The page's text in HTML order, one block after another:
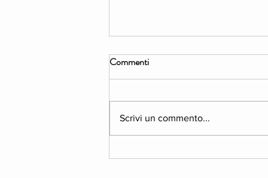
PROGRAMMA:
Commenti
Scrivi un commento...